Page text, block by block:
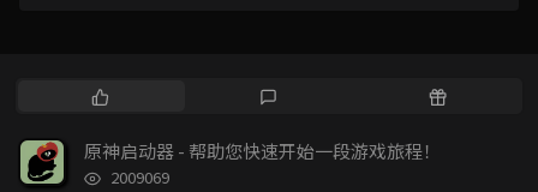
热
文
章
评
随
原神启动器 - 帮助您快速开始一段游戏旅程！
浏
2009069